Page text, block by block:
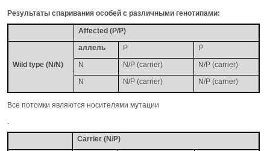
Результаты спаривания особей с различными генотипами:
Affected (P/P)
Wild type (N/N)
аллель P
P
N
N/P (carrier)
N/P (carrier)
N
N/P (carrier) N/P (carrier)
Все потомки являются носителями мутации
.
Carrier (N/P)